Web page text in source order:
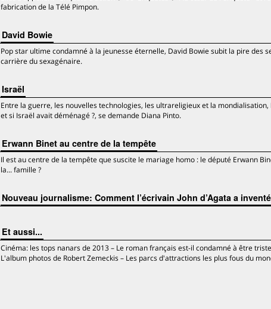
fabrication de la Télé Pimpon.
David Bowie
Pop star ultime condamné à la jeunesse éternelle, David Bowie subit la pire des
carrière du sexagénaire.
Israël
Entre la guerre, les nouvelles technologies, les ultrareligieux et la
et si Israël avait déménagé ?, se demande Diana Pinto.
Erwann Binet au centre de la tempête
Il est au centre de la tempête que suscite le mariage homo : le député Erwann
la... famille ?
Nouveau journalisme: Comment l’écrivain John d’Agata a
Et aussi...
Cinéma: les tops nanars de 2013 – Le roman français est-il condamné à être
L'album photos de Robert Zemeckis – Les parcs d'attractions les plus fous du